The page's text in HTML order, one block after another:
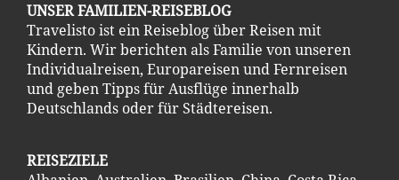
UNSER FAMILIEN-REISEBLOG
Travelisto ist ein Reiseblog über Reisen mit
Kindern. Wir berichten als Familie von unseren
Individualreisen, Europareisen und Fernreisen
und geben Tipps für Ausflüge innerhalb
Deutschlands oder für Städtereisen.
REISEZIELE